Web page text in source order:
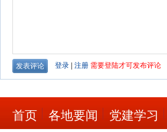
首页 各地要闻 党建学习